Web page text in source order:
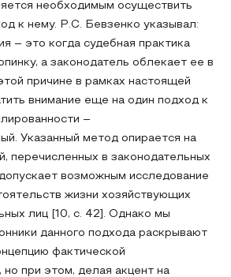
необходимым осуществить
к нему. Р.С. Бевзенко указывал:
– это когда судебная практика
а законодатель облекает ее в
причине в рамках настоящей
внимание еще на один подход к
–
Указанный метод опирается на
перечисленных в законодательных
возможным исследование
жизни хозяйствующих
лиц [10, с. 42]. Однако мы
данного подхода раскрывают
фактической
при этом, делая акцент на